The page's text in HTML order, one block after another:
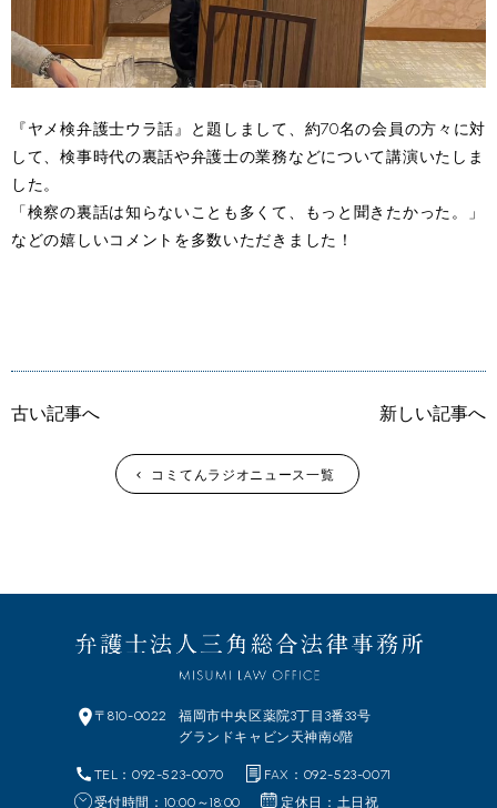
『ヤメ検弁護士ウラ話』と題しまして、約70名の会員の方々に対
して、検事時代の裏話や弁護士の業務などについて講演いたしま
した。
「検察の裏話は知らないことも多くて、もっと聞きたかった。」
などの嬉しいコメントを多数いただきました！
古い記事へ 新しい記事へ
コミてんラジオニュース一覧
〒810-0022 福岡市中央区薬院3丁目3番33号
グランドキャビン天神南6階
TEL：092-523-0070
FAX：092-523-0071
受付時間：10:00～18:00
定休日：土日祝